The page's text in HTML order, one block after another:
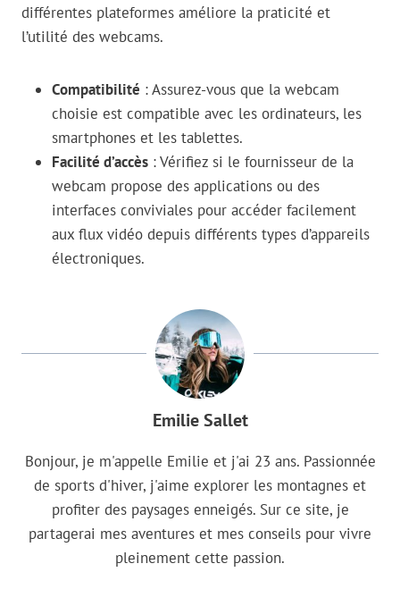
différentes plateformes améliore la praticité et
l’utilité des webcams.
Compatibilité : Assurez-vous que la webcam
choisie est compatible avec les ordinateurs, les
smartphones et les tablettes.
Facilité d’accès : Vérifiez si le fournisseur de la
webcam propose des applications ou des
interfaces conviviales pour accéder facilement
aux flux vidéo depuis différents types d’appareils
électroniques.
Emilie Sallet
Bonjour, je m'appelle Emilie et j'ai 23 ans. Passionnée
de sports d'hiver, j'aime explorer les montagnes et
profiter des paysages enneigés. Sur ce site, je
partagerai mes aventures et mes conseils pour vivre
pleinement cette passion.